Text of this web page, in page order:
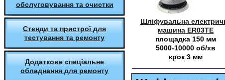
обслуговування та очистки
Стенди та пристрої для
тестування та ремонту
Додаткове спеціальне
обладнання для ремонту
Шліфувальна
машина ER03TE
площадка 150 мм
5000-10000 об/хв
крок 3 мм